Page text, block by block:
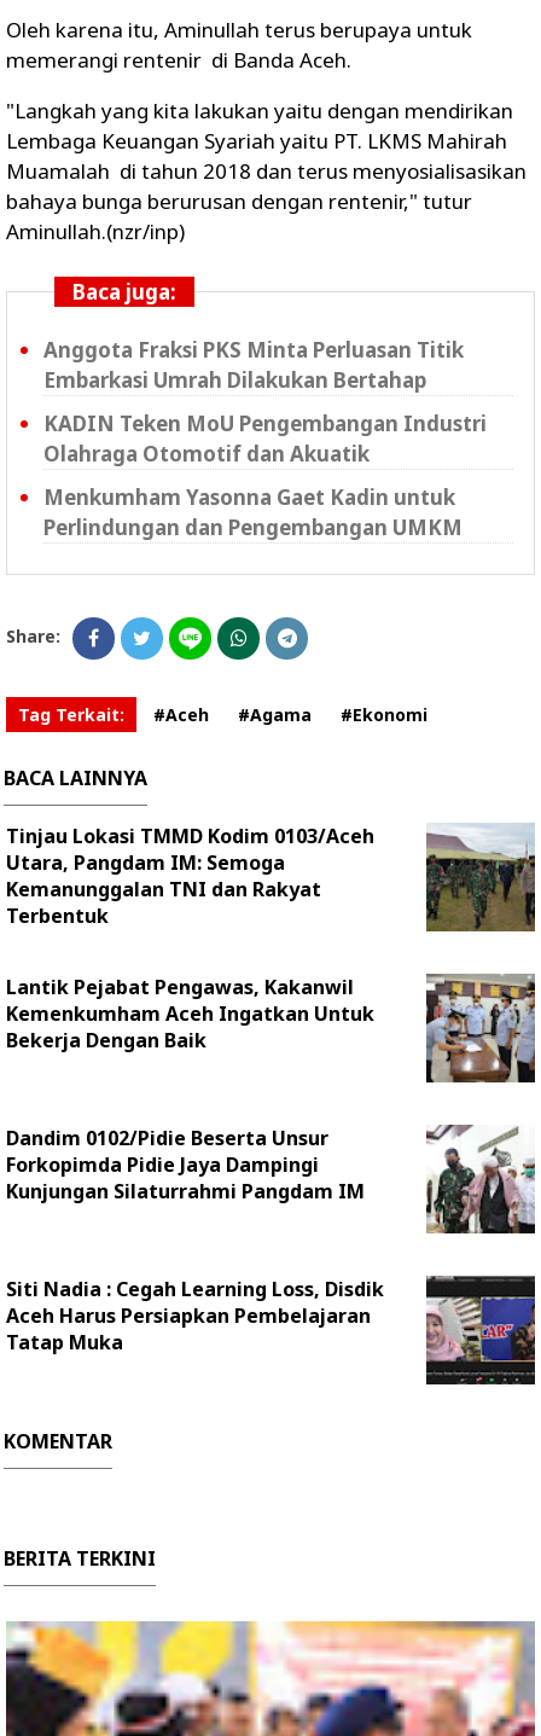
Oleh karena itu, Aminullah terus berupaya untuk
memerangi rentenir di Banda Aceh.
"Langkah yang kita lakukan yaitu dengan mendirikan
Lembaga Keuangan Syariah yaitu PT. LKMS Mahirah
Muamalah di tahun 2018 dan terus menyosialisasikan
bahaya bunga berurusan dengan rentenir," tutur
Aminullah.(nzr/inp)
Baca juga:
Anggota Fraksi PKS Minta Perluasan Titik
Embarkasi Umrah Dilakukan Bertahap
KADIN Teken MoU Pengembangan Industri
Olahraga Otomotif dan Akuatik
Menkumham Yasonna Gaet Kadin untuk
Perlindungan dan Pengembangan UMKM
Share:
Tag Terkait: #Aceh #Agama #Ekonomi
BACA LAINNYA
Tinjau Lokasi TMMD Kodim 0103/Aceh
Utara, Pangdam IM: Semoga
Kemanunggalan TNI dan Rakyat
Terbentuk
Lantik Pejabat Pengawas, Kakanwil
Kemenkumham Aceh Ingatkan Untuk
Bekerja Dengan Baik
Dandim 0102/Pidie Beserta Unsur
Forkopimda Pidie Jaya Dampingi
Kunjungan Silaturrahmi Pangdam IM
Siti Nadia : Cegah Learning Loss, Disdik
Aceh Harus Persiapkan Pembelajaran
Tatap Muka
KOMENTAR
BERITA TERKINI